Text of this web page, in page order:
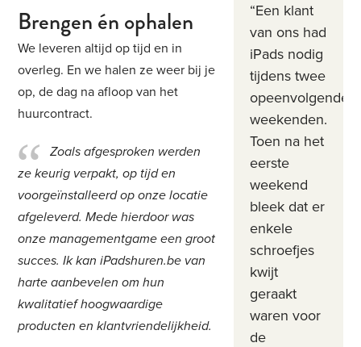
Brengen én ophalen
We leveren altijd op tijd en in
overleg. En we halen ze weer bij je
op, de dag na afloop van het
huurcontract.
Zoals afgesproken werden
ze keurig verpakt, op tijd en
voorgeïnstalleerd op onze locatie
afgeleverd. Mede hierdoor was
onze managementgame een groot
succes. Ik kan iPadshuren.be van
harte aanbevelen om hun
kwalitatief hoogwaardige
producten en klantvriendelijkheid.
“Een klant
van ons had
iPads nodig
tijdens twee
opeenvolgende
weekenden.
Toen na het
eerste
weekend
bleek dat er
enkele
schroefjes
kwijt
geraakt
waren voor
de